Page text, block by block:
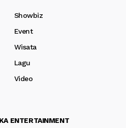
Showbiz
Event
Wisata
Lagu
Video
ENTERTAINMENT